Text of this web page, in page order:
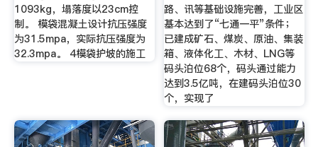
1093kg，塌落度以23cm控
制。 模袋混凝土设计抗压强度
为31.5mpa，实际抗压强度为
32.3mpa。 4模袋护坡的施工
路、讯等基础设施完善，工业区
基本达到了“七通一平”条件；
已建成矿石、煤炭、原油、集装
箱、液体化工、木材、LNG等
码头泊位68个，码头通过能力
达到3.5亿吨，在建码头泊位30
个，实现了